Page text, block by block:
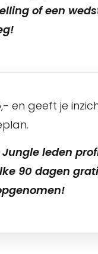
of een
en geeft je
leden
90 dagen